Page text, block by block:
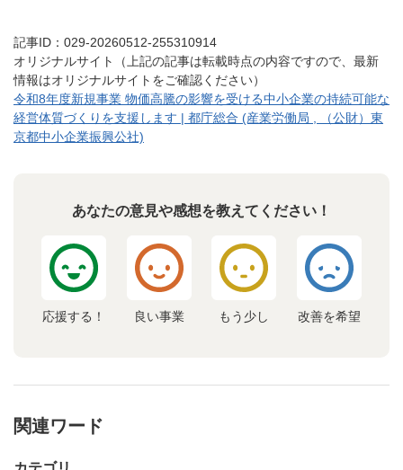
記事ID：029-20260512-255310914
オリジナルサイト（上記の記事は転載時点の内容ですので、最新
情報はオリジナルサイトをご確認ください）
令和8年度新規事業 物価高騰の影響を受ける中小企業の持続可能な
経営体質づくりを支援します | 都庁総合 (産業労働局 , （公財）東
京都中小企業振興公社)
あなたの意見や感想を教えてください！
応援する！ 良い事業 もう少し 改善を希望
関連ワード